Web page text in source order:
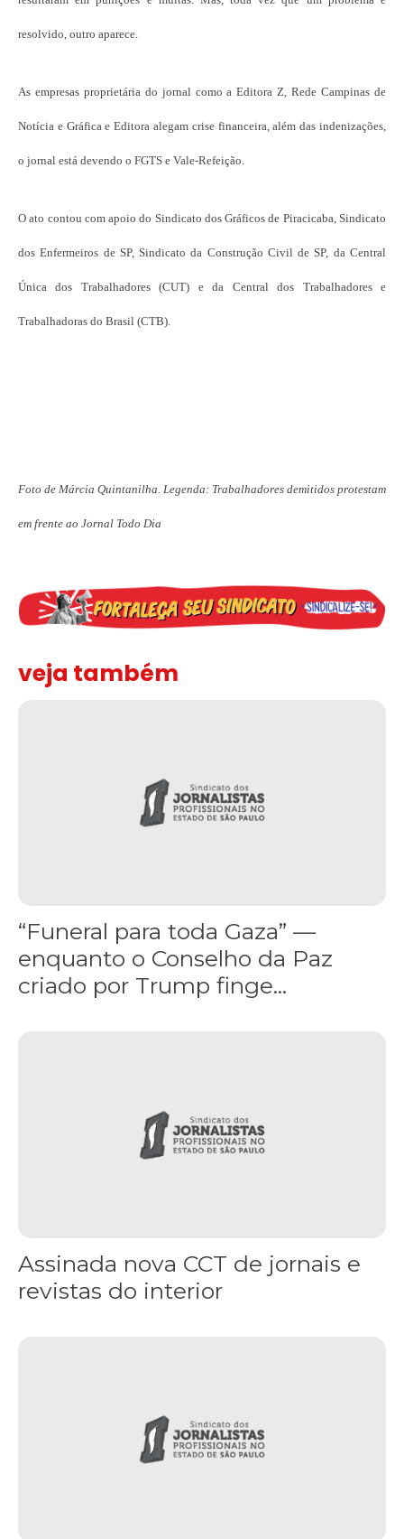
resolvido, outro aparece.
As empresas proprietária do jornal como a Editora Z, Rede Campinas de
Notícia e Gráfica e Editora alegam crise financeira, além das indenizações,
o jornal está devendo o FGTS e Vale-Refeição.
O ato contou com apoio do Sindicato dos Gráficos de Piracicaba, Sindicato
dos Enfermeiros de SP, Sindicato da Construção Civil de SP, da Central
Única dos Trabalhadores (CUT) e da Central dos Trabalhadores e
Trabalhadoras do Brasil (CTB).
Foto de Márcia Quintanilha. Legenda: Trabalhadores demitidos protestam
em frente ao Jornal Todo Dia
veja também
“Funeral para toda Gaza” —
enquanto o Conselho da Paz
criado por Trump finge...
Assinada nova CCT de jornais e
revistas do interior